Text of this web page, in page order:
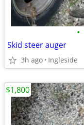
•
Skid steer auger
3h ago Ingleside
$1,800